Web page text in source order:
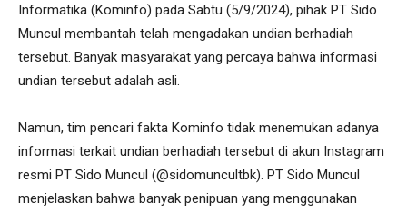
Informatika (Kominfo) pada Sabtu (5/9/2024), pihak PT Sido
Muncul membantah telah mengadakan undian berhadiah
tersebut. Banyak masyarakat yang percaya bahwa informasi
undian tersebut adalah asli.
Namun, tim pencari fakta Kominfo tidak menemukan adanya
informasi terkait undian berhadiah tersebut di akun Instagram
resmi PT Sido Muncul (@sidomuncultbk). PT Sido Muncul
menjelaskan bahwa banyak penipuan yang menggunakan